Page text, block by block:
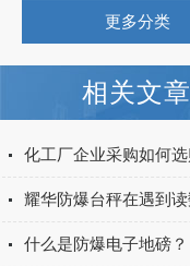
更多分类
相关文章
什么是防爆电子地磅？